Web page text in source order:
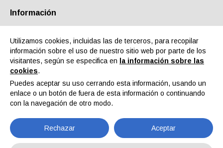
Quiénes somos Socios Contactos Área reservada
IFP Europe Srl
Información
Utilizamos cookies, incluidas las de terceros, para recopilar
información sobre el uso de nuestro sitio web por parte de los
visitantes, según se especifica en
la información sobre las
cookies.
Puedes aceptar su uso cerrando esta información, usando un
enlace o un botón de fuera de esta información o continuando
con la navegación de otro modo.
Rechazar Aceptar